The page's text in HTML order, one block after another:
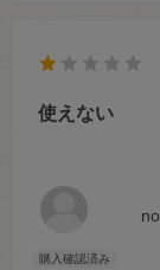
使えない